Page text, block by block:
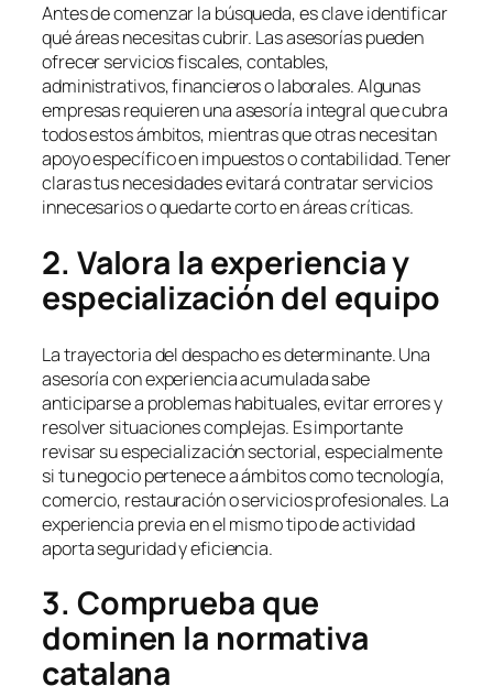
Antes de comenzar la búsqueda, es clave identificar
qué áreas necesitas cubrir. Las asesorías pueden
ofrecer servicios fiscales, contables,
administrativos, financieros o laborales. Algunas
empresas requieren una asesoría integral que cubra
todos estos ámbitos, mientras que otras necesitan
apoyo específico en impuestos o contabilidad. Tener
claras tus necesidades evitará contratar servicios
innecesarios o quedarte corto en áreas críticas.
2. Valora la experiencia y
especialización del equipo
La trayectoria del despacho es determinante. Una
asesoría con experiencia acumulada sabe
anticiparse a problemas habituales, evitar errores y
resolver situaciones complejas. Es importante
revisar su especialización sectorial, especialmente
si tu negocio pertenece a ámbitos como tecnología,
comercio, restauración o servicios profesionales. La
experiencia previa en el mismo tipo de actividad
aporta seguridad y eficiencia.
3. Comprueba que
dominen la normativa
catalana